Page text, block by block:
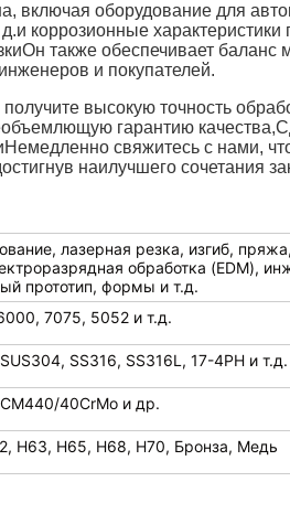
оборудование для
коррозионные характеристики
также обеспечивает
и покупателей.
высокую точность
гарантию
свяжитесь с нами,
наилучшего сочетания
лазерная резка, изгиб,
обработка (EDM),
прототип, формы и т.д.
7075, 5052 и т.д.
SS316, SS316L, 17-4PH и т.д.
40CrMo и др.
H63, H65, H68, H70, Бронза, Медь